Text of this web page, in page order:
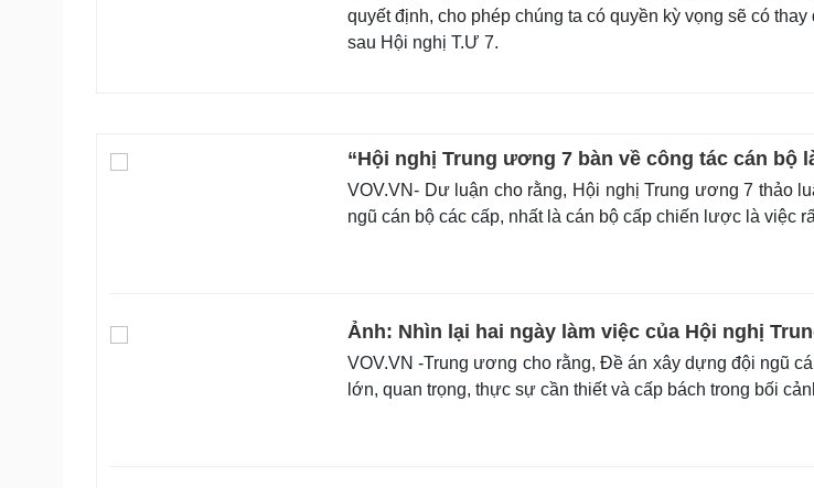
quyết định, cho phép chúng ta có quyền kỳ vọng sẽ có
sau Hội nghị T.Ư 7.
“Hội nghị Trung ương 7 bàn về công tác cán bộ
VOV.VN- Dư luận cho rằng, Hội nghị Trung ương 7 thảo
ngũ cán bộ các cấp, nhất là cán bộ cấp chiến lược là việc
Ảnh: Nhìn lại hai ngày làm việc của Hội nghị
VOV.VN -Trung ương cho rằng, Đề án xây dựng đội ngũ
lớn, quan trọng, thực sự cần thiết và cấp bách trong bối